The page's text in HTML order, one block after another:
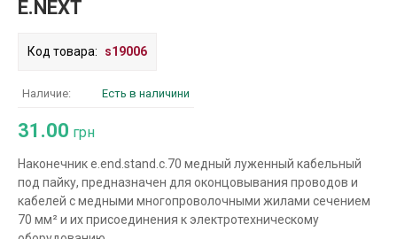
E.NEXT
Код товара: s19006
Наличие: Есть в наличини
31.00 грн
Наконечник e.end.stand.c.70 медный луженный кабельный
под пайку, предназначен для оконцовывания проводов и
кабелей с медными многопроволочными жилами сечением
70 мм² и их присоединения к электротехническому